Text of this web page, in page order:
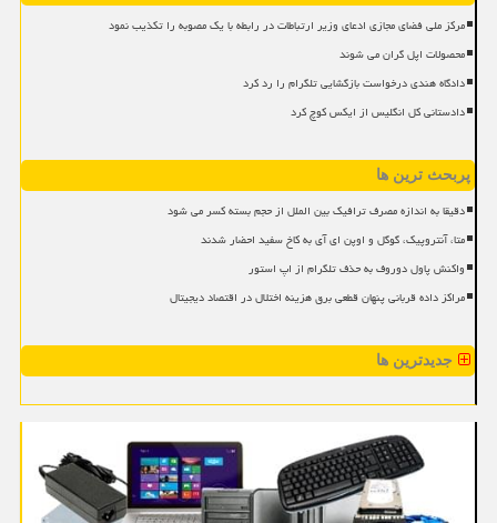
مرکز ملی فضای مجازی ادعای وزیر ارتباطات در رابطه با یک مصوبه را تکذیب نمود
محصولات اپل گران می شوند
دادگاه هندی درخواست بازگشایی تلگرام را رد کرد
دادستانی کل انگلیس از ایکس کوچ کرد
پربحث ترین ها
دقیقا به اندازه مصرف ترافیک بین الملل از حجم بسته کسر می شود
متا، آنتروپیک، گوگل و اوپن ای آی به کاخ سفید احضار شدند
واکنش پاول دوروف به حذف تلگرام از اپ استور
مراکز داده قربانی پنهان قطعی برق هزینه اختلال در اقتصاد دیجیتال
جدیدترین ها